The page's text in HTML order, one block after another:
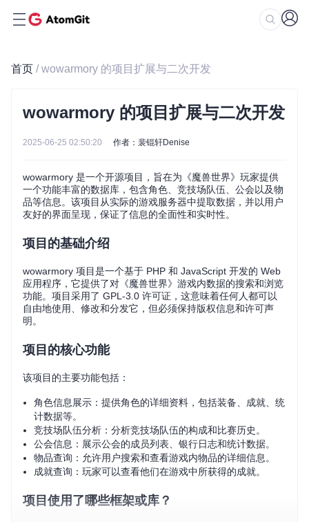
首页 / wowarmory 的项目扩展与二次开发
wowarmory 的项目扩展与二次开发
2025-06-25 02:50:20 作者：裴锟轩Denise
wowarmory 是一个开源项目，旨在为《魔兽世界》玩家提供
一个功能丰富的数据库，包含角色、竞技场队伍、公会以及物
品等信息。该项目从实际的游戏服务器中提取数据，并以用户
友好的界面呈现，保证了信息的全面性和实时性。
项目的基础介绍
wowarmory 项目是一个基于 PHP 和 JavaScript 开发的 Web
应用程序，它提供了对《魔兽世界》游戏内数据的搜索和浏览
功能。项目采用了 GPL-3.0 许可证，这意味着任何人都可以
自由地使用、修改和分发它，但必须保持版权信息和许可声
明。
项目的核心功能
该项目的主要功能包括：
角色信息展示：提供角色的详细资料，包括装备、成就、统
计数据等。
竞技场队伍分析：分析竞技场队伍的构成和比赛历史。
公会信息：展示公会的成员列表、银行日志和统计数据。
物品查询：允许用户搜索和查看游戏内物品的详细信息。
成就查询：玩家可以查看他们在游戏中所获得的成就。
项目使用了哪些框架或库？